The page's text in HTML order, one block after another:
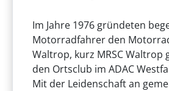
Im Jahre 1976 gründeten
Motorradfahrer den
Waltrop, kurz MRSC Waltrop
den Ortsclub im ADAC
Mit der Leidenschaft an